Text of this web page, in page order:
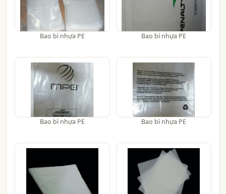
Bao bì nhựa PE Bao bì nhựa PE
Bao bì nhựa PE Bao bì nhựa PE